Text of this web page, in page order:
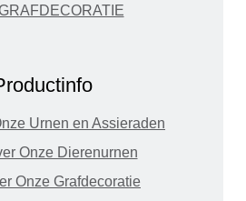
Urnen en Assieraden
Onze Dierenurnen
Onze Grafdecoratie